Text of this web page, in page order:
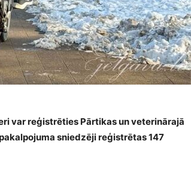
var reģistrēties Pārtikas un veterinārajā
sniedzēji reģistrētas 147